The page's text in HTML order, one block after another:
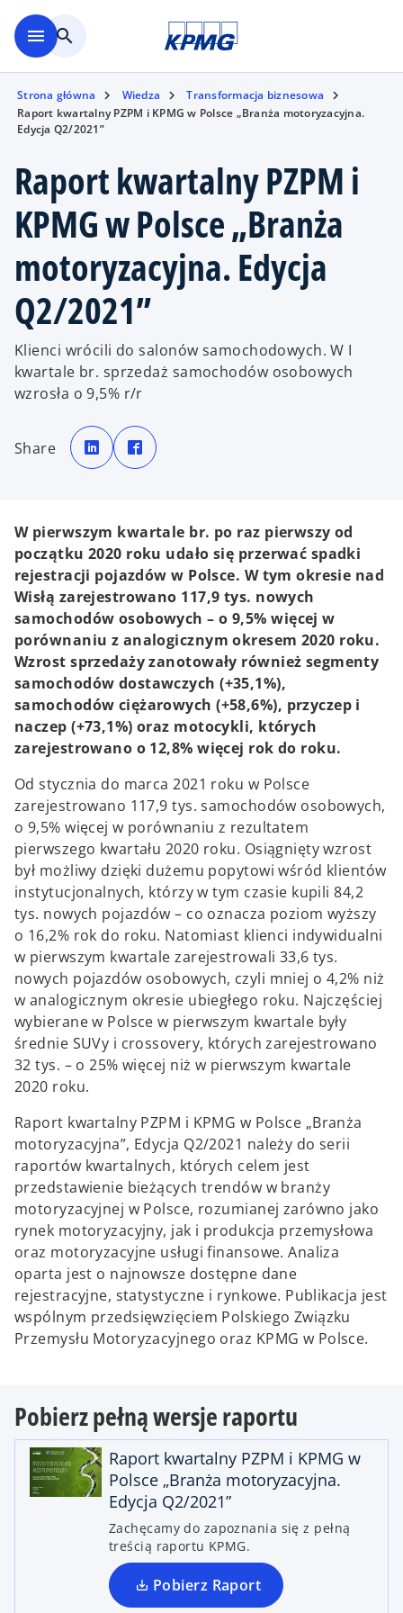
menu search
Strona główna Wiedza
Transformacja biznesowa
Raport kwartalny PZPM i KPMG w Polsce „Branża motoryzacyjna.
Edycja Q2/2021”
Raport kwartalny PZPM i
KPMG w Polsce „Branża
motoryzacyjna. Edycja
Q2/2021”
Klienci wrócili do salonów samochodowych. W I
kwartale br. sprzedaż samochodów osobowych
wzrosła o 9,5% r/r
Share
o
p
e
n
e
w
t
a
b
p
e
e
w
t
a
b
W pierwszym kwartale br. po raz pierwszy od
początku 2020 roku udało się przerwać spadki
rejestracji pojazdów w Polsce. W tym okresie nad
Wisłą zarejestrowano 117,9 tys. nowych
samochodów osobowych – o 9,5% więcej w
porównaniu z analogicznym okresem 2020 roku.
Wzrost sprzedaży zanotowały również segmenty
samochodów dostawczych (+35,1%),
samochodów ciężarowych (+58,6%), przyczep i
naczep (+73,1%) oraz motocykli, których
zarejestrowano o 12,8% więcej rok do roku.
Od stycznia do marca 2021 roku w Polsce
zarejestrowano 117,9 tys. samochodów osobowych,
o 9,5% więcej w porównaniu z rezultatem
pierwszego kwartału 2020 roku. Osiągnięty wzrost
był możliwy dzięki dużemu popytowi wśród klientów
instytucjonalnych, którzy w tym czasie kupili 84,2
tys. nowych pojazdów – co oznacza poziom wyższy
o 16,2% rok do roku. Natomiast klienci indywidualni
w pierwszym kwartale zarejestrowali 33,6 tys.
nowych pojazdów osobowych, czyli mniej o 4,2% niż
w analogicznym okresie ubiegłego roku. Najczęściej
wybierane w Polsce w pierwszym kwartale były
średnie SUVy i crossovery, których zarejestrowano
32 tys. – o 25% więcej niż w pierwszym kwartale
2020 roku.
Raport kwartalny PZPM i KPMG w Polsce „Branża
motoryzacyjna”, Edycja Q2/2021 należy do serii
raportów kwartalnych, których celem jest
przedstawienie bieżących trendów w branży
motoryzacyjnej w Polsce, rozumianej zarówno jako
rynek motoryzacyjny, jak i produkcja przemysłowa
oraz motoryzacyjne usługi finansowe. Analiza
oparta jest o najnowsze dostępne dane
rejestracyjne, statystyczne i rynkowe. Publikacja jest
wspólnym przedsięwzięciem Polskiego Związku
Przemysłu Motoryzacyjnego oraz KPMG w Polsce.
Pobierz pełną wersje raportu
Raport kwartalny PZPM i KPMG w
Polsce „Branża motoryzacyjna.
Edycja Q2/2021”
Zachęcamy do zapoznania się z pełną
treścią raportu KPMG.
Pobierz Raport
o
p
e
n
i
n
a
n